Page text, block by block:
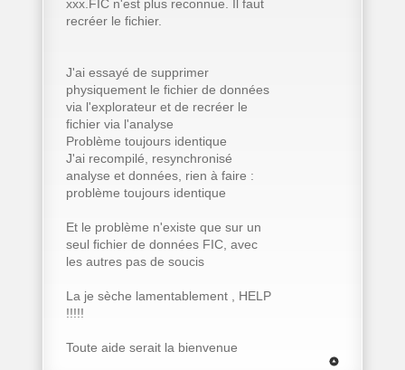
xxx.FIC n'est plus reconnue. Il faut
recréer le fichier.
J'ai essayé de supprimer
physiquement le fichier de données
via l'explorateur et de recréer le
fichier via l'analyse
Problème toujours identique
J'ai recompilé, resynchronisé
analyse et données, rien à faire :
problème toujours identique
Et le problème n'existe que sur un
seul fichier de données FIC, avec
les autres pas de soucis
La je sèche lamentablement , HELP
!!!!!
Toute aide serait la bienvenue